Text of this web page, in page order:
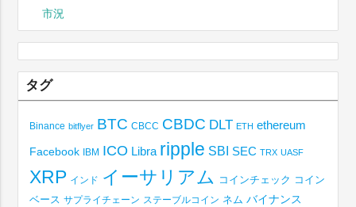
市況
タグ
Binance bitflyer BTC CBCC CBDC DLT ETH ethereum
Facebook IBM ICO Libra ripple SBI SEC TRX UASF
XRP インド イーサリアム コインチェック コイン
ベース サプライチェーン ステーブルコイン ネム バイナンス